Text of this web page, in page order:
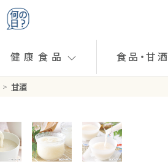
健康食品 食品・甘酒
> 甘酒